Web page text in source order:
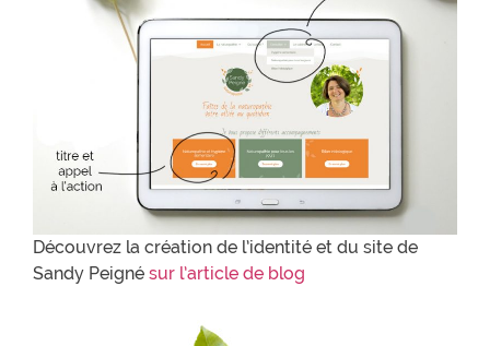
Découvrez la création de l’identité et du site de
Sandy Peigné sur l’article de blog